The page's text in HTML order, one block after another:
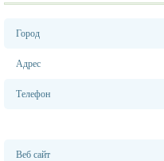
Город
Адрес
Телефон
Веб сайт